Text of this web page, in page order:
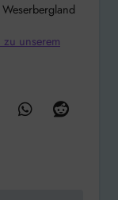
unserem